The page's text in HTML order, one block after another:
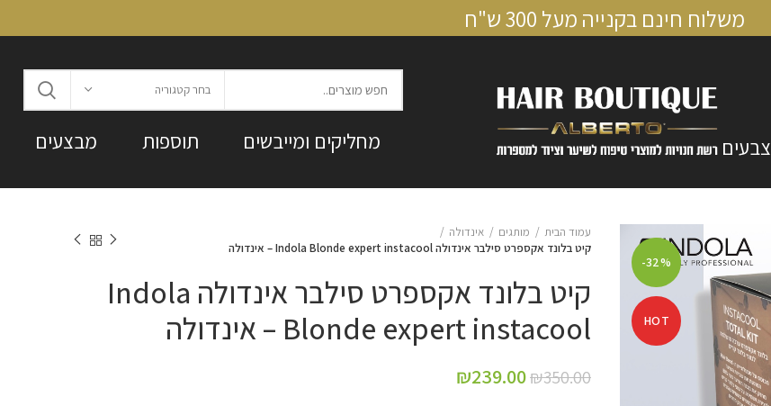
משלוח חינם בקנייה מעל 300 ש"ח
צבעים
בחר קטגוריה
מחליקים ומייבשים תוספות מבצעים
-32%
HOT
עמוד הבית מותגים
אינדולה
קיט בלונד אקספרט סילבר אינדולה Indola Blonde expert instacool – אינדולה
קיט בלונד אקספרט סילבר אינדולה Indola
Blonde expert instacool – אינדולה
₪350.00
₪239.00